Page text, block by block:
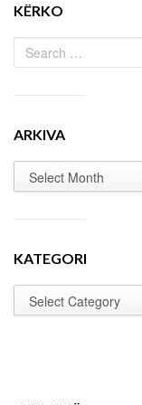
KËRKO
ARKIVA
KATEGORI